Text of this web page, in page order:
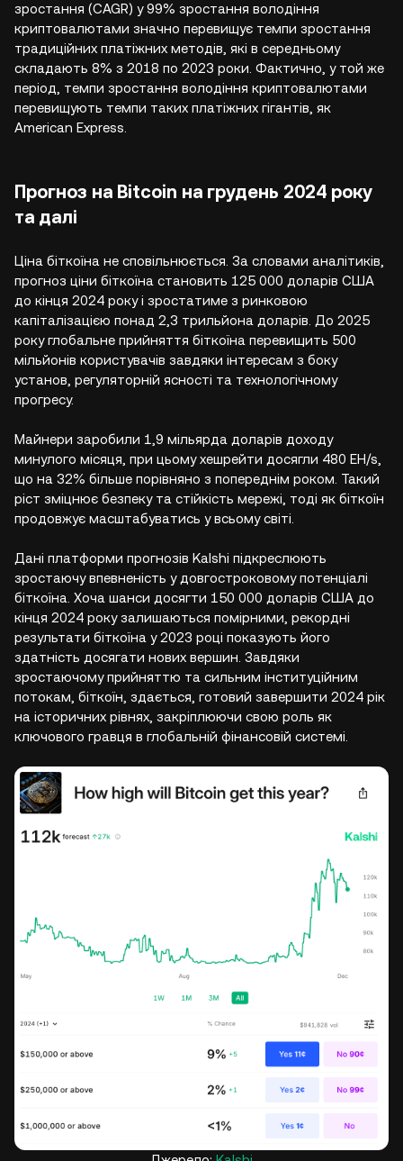
зростання (CAGR) у 99% зростання володіння
криптовалютами значно перевищує темпи зростання
традиційних платіжних методів, які в середньому
складають 8% з 2018 по 2023 роки. Фактично, у той же
період, темпи зростання володіння криптовалютами
перевищують темпи таких платіжних гігантів, як
American Express.
Прогноз на Bitcoin на грудень 2024 року
та далі
Ціна біткоїна не сповільнюється. За словами аналітиків,
прогноз ціни біткоїна становить 125 000 доларів США
до кінця 2024 року і зростатиме з ринковою
капіталізацією понад 2,3 трильйона доларів. До 2025
року глобальне прийняття біткоїна перевищить 500
мільйонів користувачів завдяки інтересам з боку
установ, регуляторній ясності та технологічному
прогресу.
Майнери заробили 1,9 мільярда доларів доходу
минулого місяця, при цьому хешрейти досягли 480 EH/s,
що на 32% більше порівняно з попереднім роком. Такий
ріст зміцнює безпеку та стійкість мережі, тоді як біткоїн
продовжує масштабуватись у всьому світі.
Дані платформи прогнозів Kalshi підкреслюють
зростаючу впевненість у довгостроковому потенціалі
біткоїна. Хоча шанси досягти 150 000 доларів США до
кінця 2024 року залишаються помірними, рекордні
результати біткоїна у 2023 році показують його
здатність досягати нових вершин. Завдяки
зростаючому прийняттю та сильним інституційним
потокам, біткоїн, здається, готовий завершити 2024 рік
на історичних рівнях, закріплюючи свою роль як
ключового гравця в глобальній фінансовій системі.